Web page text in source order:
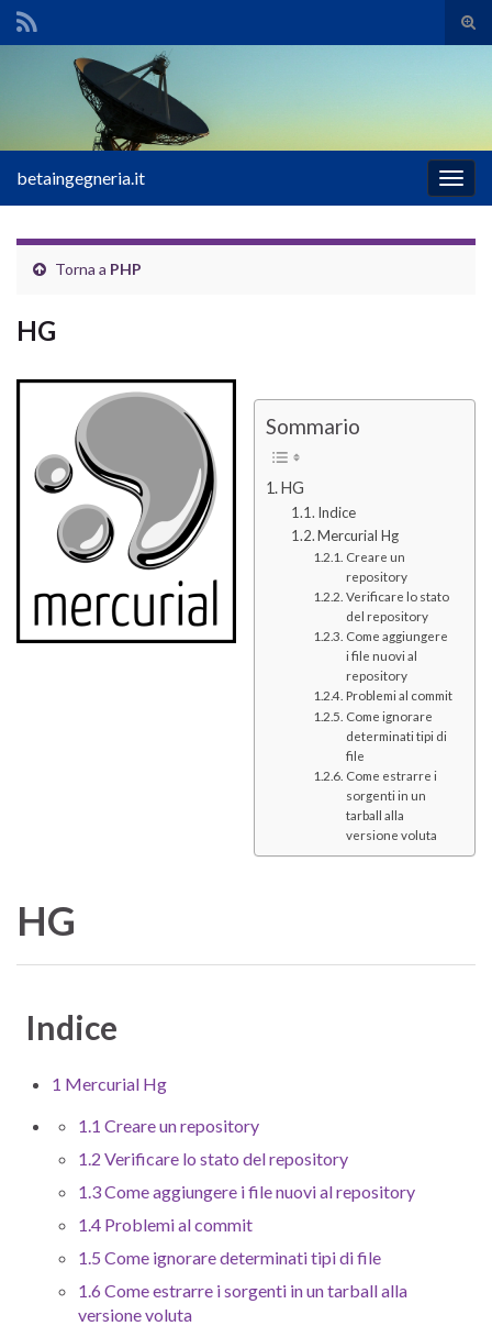
il
Search for:
la
betaingegneria.it
Torna a PHP
HG
Sommario
HG
Indice
Mercurial Hg
Creare un
repository
Verificare lo stato
del repository
Come aggiungere
i file nuovi al
repository
Problemi al commit
Come ignorare
determinati tipi di
file
Come estrarre i
sorgenti in un
tarball alla
versione voluta
HG
Indice
1 Mercurial Hg
1.1 Creare un repository
1.2 Verificare lo stato del repository
1.3 Come aggiungere i file nuovi al repository
1.4 Problemi al commit
1.5 Come ignorare determinati tipi di file
1.6 Come estrarre i sorgenti in un tarball alla
versione voluta